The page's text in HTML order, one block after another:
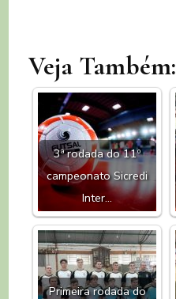
Veja Também:
3ª rodada do 11º
campeonato Sicredi
Inter…
Primeira rodada do